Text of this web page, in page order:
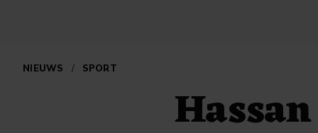
NIEUWS / SPORT